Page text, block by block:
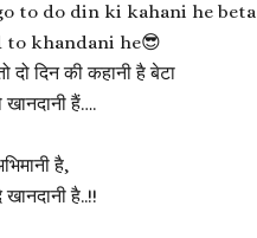
to do din ki kahani he beta
to khandani he😎
दो दिन की कहानी है बेटा
हैं….
है,
है..!!